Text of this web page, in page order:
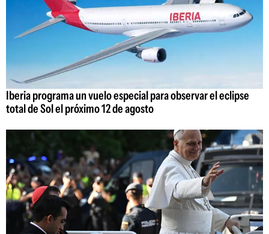
Iberia programa un vuelo especial para observar el eclipse
total de Sol el próximo 12 de agosto